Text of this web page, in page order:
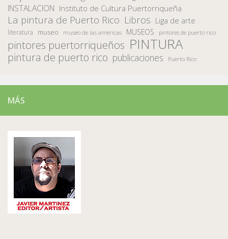
INSTALACION Instituto de Cultura Puertorriqueña
La pintura de Puerto Rico Libros Liga de arte
literatura museo museo de las americas MUSEOS pintores de puerto rico
pintores puertorriqueños PINTURA
pintura de puerto rico publicaciones Puerto Rico
MÁS